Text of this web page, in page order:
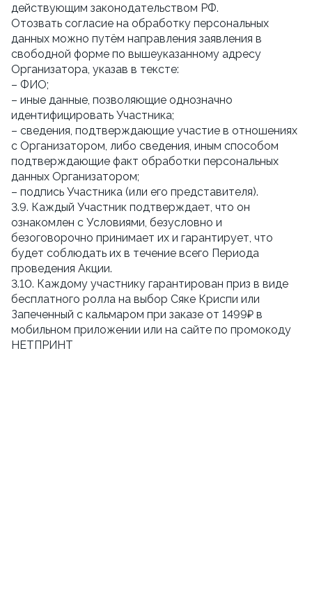
действующим законодательством РФ.
Отозвать согласие на обработку персональных
данных можно путём направления заявления в
свободной форме по вышеуказанному адресу
Организатора, указав в тексте:
– ФИО;
– иные данные, позволяющие однозначно
идентифицировать Участника;
– сведения, подтверждающие участие в отношениях
с Организатором, либо сведения, иным способом
подтверждающие факт обработки персональных
данных Организатором;
– подпись Участника (или его представителя).
3.9. Каждый Участник подтверждает, что он
ознакомлен с Условиями, безусловно и
безоговорочно принимает их и гарантирует, что
будет соблюдать их в течение всего Периода
проведения Акции.
3.10. Каждому участнику гарантирован приз в виде
бесплатного ролла на выбор Сяке Криспи или
Запеченный с кальмаром при заказе от 1499₽ в
мобильном приложении или на сайте по промокоду
НЕТПРИНТ